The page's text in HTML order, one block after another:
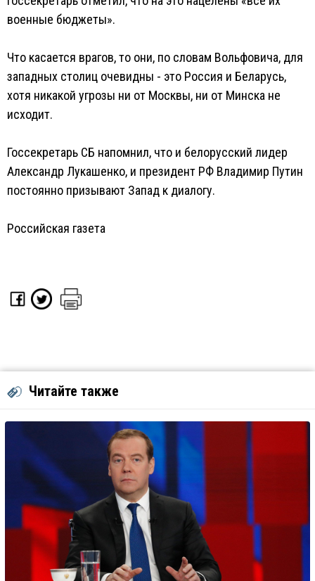
военные бюджеты».
Что касается врагов, то они, по словам Вольфовича, для
западных столиц очевидны - это Россия и Беларусь,
хотя никакой угрозы ни от Москвы, ни от Минска не
исходит.
Госсекретарь СБ напомнил, что и белорусский лидер
Александр Лукашенко, и президент РФ Владимир Путин
постоянно призывают Запад к диалогу.
Российская газета
Читайте также